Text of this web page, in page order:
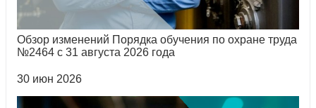
Обзор изменений Порядка обучения по охране труда
№2464 с 31 августа 2026 года
30 июн 2026